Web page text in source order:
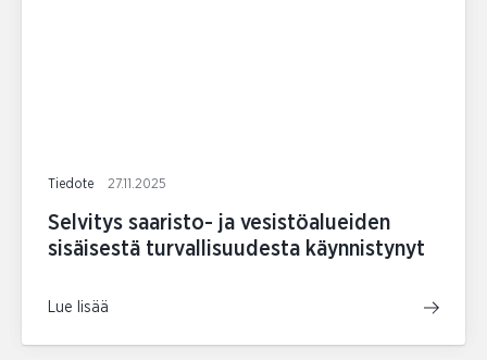
Tiedote 27.11.2025
Selvitys saaristo- ja vesistöalueiden
sisäisestä turvallisuudesta käynnistynyt
Lue lisää